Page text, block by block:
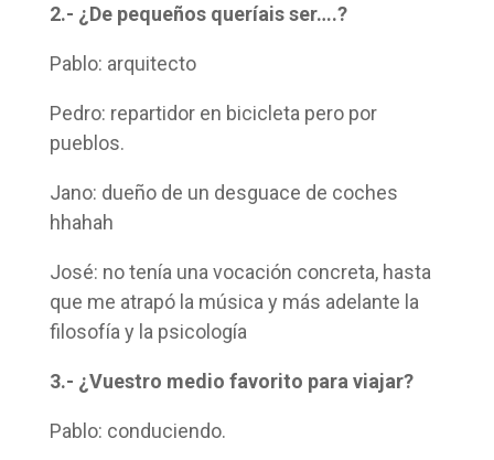
2.- ¿De pequeños queríais ser….?
Pablo: arquitecto
Pedro: repartidor en bicicleta pero por
pueblos.
Jano: dueño de un desguace de coches
hhahah
José: no tenía una vocación concreta, hasta
que me atrapó la música y más adelante la
filosofía y la psicología
3.- ¿Vuestro medio favorito para viajar?
Pablo: conduciendo.